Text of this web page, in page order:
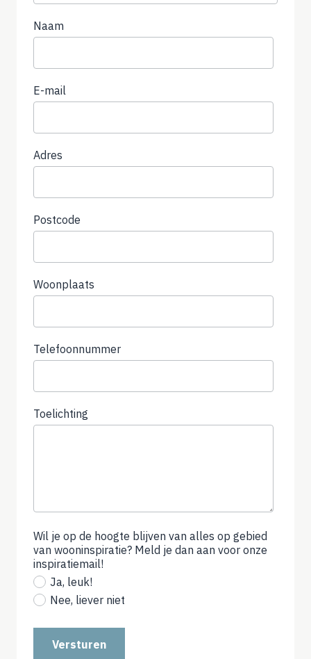
Naam
E-mail
Adres
Postcode
Woonplaats
Telefoonnummer
required)
Toelichting
Wil je op de hoogte blijven van alles op gebied
van wooninspiratie? Meld je dan aan voor onze
inspiratiemail!
Ja, leuk!
Nee, liever niet
Versturen